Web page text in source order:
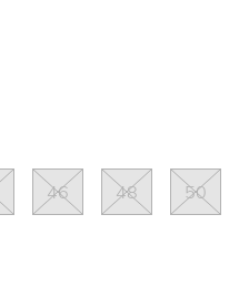
46 48 50